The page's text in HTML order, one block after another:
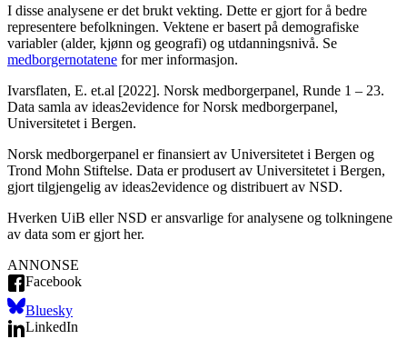
I disse analysene er det brukt vekting. Dette er gjort for å bedre
representere befolkningen. Vektene er basert på demografiske
variabler (alder, kjønn og geografi) og utdanningsnivå. Se
medborgernotatene for mer informasjon.
Ivarsflaten, E. et.al [2022]. Norsk medborgerpanel, Runde 1 – 23.
Data samla av ideas2evidence for Norsk medborgerpanel,
Universitetet i Bergen.
Norsk medborgerpanel er finansiert av Universitetet i Bergen og
Trond Mohn Stiftelse. Data er produsert av Universitetet i Bergen,
gjort tilgjengelig av ideas2evidence og distribuert av NSD.
Hverken UiB eller NSD er ansvarlige for analysene og tolkningene
av data som er gjort her.
ANNONSE
Facebook
Bluesky
LinkedIn